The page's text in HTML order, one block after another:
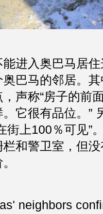
进入奥巴马居
巴马的邻居。
声称“房子的前
它很有品位。”
街上100％可见”
和警卫室，但
neighbors